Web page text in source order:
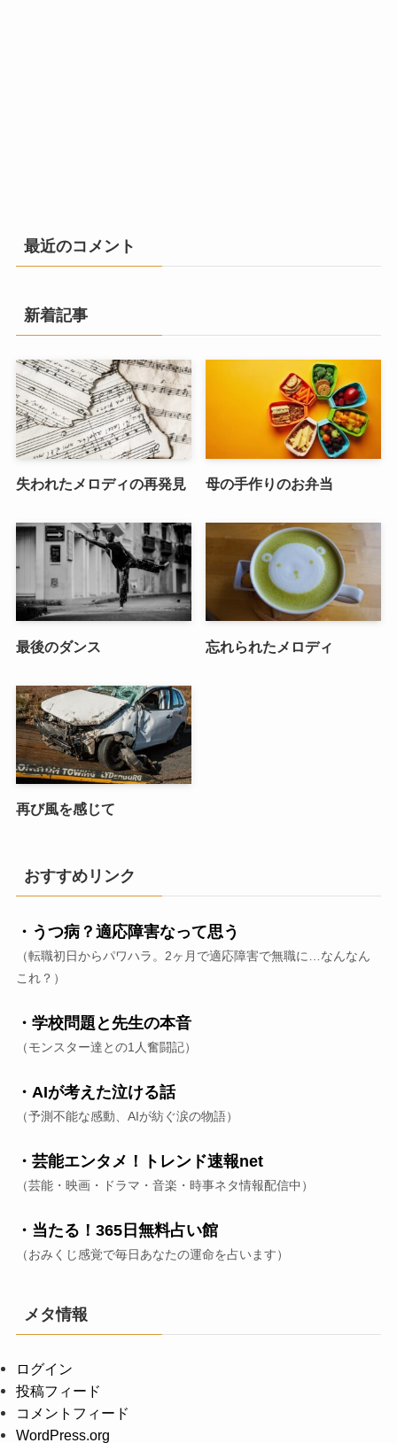
最近のコメント
新着記事
失われたメロディの再発見 母の手作りのお弁当
最後のダンス 忘れられたメロディ
再び風を感じて
おすすめリンク
・うつ病？適応障害なって思う
（転職初日からパワハラ。2ヶ月で適応障害で無職に…なんなん
これ？）
・学校問題と先生の本音
（モンスター達との1人奮闘記）
・AIが考えた泣ける話
（予測不能な感動、AIが紡ぐ涙の物語）
・芸能エンタメ！トレンド速報net
（芸能・映画・ドラマ・音楽・時事ネタ情報配信中）
・当たる！365日無料占い館
（おみくじ感覚で毎日あなたの運命を占います）
メタ情報
ログイン
投稿フィード
コメントフィード
WordPress.org